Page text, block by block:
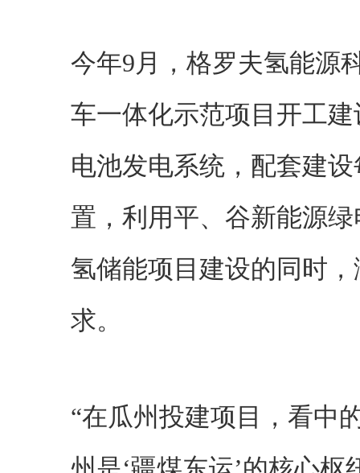
今年9月，格罗夫氢能源
车一体化示范项目开工
电池发电系统，配套建
置，利用平、谷新能源
氢储能项目建设的同时
求。
“在瓜州投建项目，看中